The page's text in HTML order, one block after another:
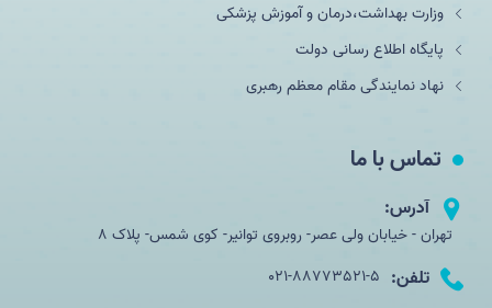
وزارت بهداشت،درمان و آموزش پزشکی
پایگاه اطلاع رسانی دولت
نهاد نمایندگی مقام معظم رهبری
تماس با ما
آدرس:
تهران - خیابان ولی عصر- روبروی توانیر- کوی شمس- پلاک 8
تلفن: 021-88773521-5